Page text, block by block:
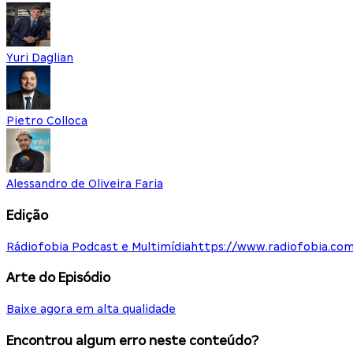
Yuri Daglian
Pietro Colloca
Alessandro de Oliveira Faria
Edição
Rádiofobia Podcast e Multimídia https://
Arte do Episódio
Baixe agora em alta qualidade
Encontrou algum erro neste conteúdo?